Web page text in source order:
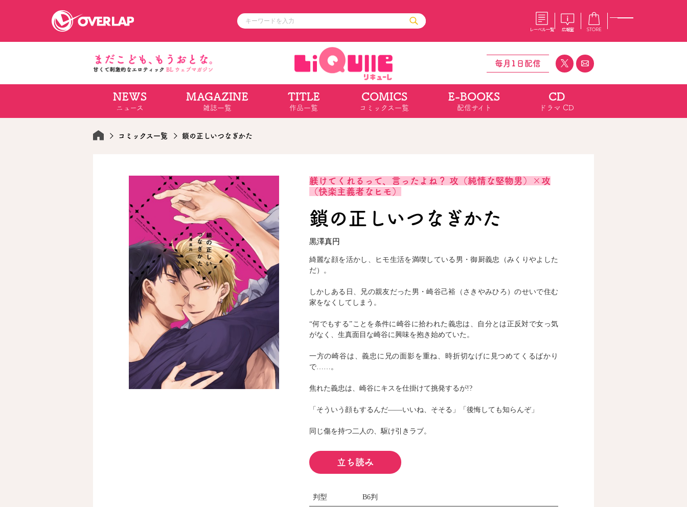
レーベル一覧 広報室 STORE
コミッククリエ
ラブパルフェ
ライトノベル
ノベルス
ロサージュノベルス
その他
コミックエッセイ
ポケットモンスター
通販・NEWS
OVERLAP STORE
オーバーラップ広報室
採用情報
コミッククリエ リキューレ
毎月1日配信
NEWS
ニュース
MAGAZINE
雑誌一覧
TITLE
作品一覧
COMICS
コミックス一覧
E-BOOKS
配信サイト
CD
ドラマ CD
コミックス一覧 鎖の正しいつなぎかた
躾けてくれるって、言ったよね？ 攻（純情な堅物男）×攻
（快楽主義者なヒモ）
鎖の正しいつなぎかた
黒澤真円
綺麗な顔を活かし、ヒモ生活を満喫している男・御厨義忠（みくりやよした
だ）。
しかしある日、兄の親友だった男・崎谷己裕（さきやみひろ）のせいで住む
家をなくしてしまう。
“何でもする”ことを条件に崎谷に拾われた義忠は、自分とは正反対で女っ気
がなく、生真面目な崎谷に興味を抱き始めていた。
一方の崎谷は、義忠に兄の面影を重ね、時折切なげに見つめてくるばかり
で……。
焦れた義忠は、崎谷にキスを仕掛けて挑発するが!?
「そういう顔もするんだ――いいね、そそる」「後悔しても知らんぞ」
同じ傷を持つ二人の、駆け引きラブ。
立ち読み
判型 B6判